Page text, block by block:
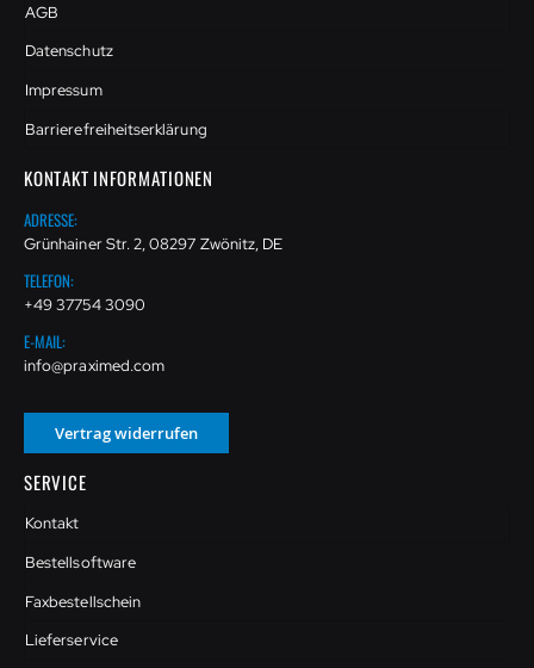
AGB
Datenschutz
Impressum
Barrierefreiheitserklärung
KONTAKT INFORMATIONEN
ADRESSE:
Grünhainer Str. 2, 08297 Zwönitz, DE
TELEFON:
+49 37754 3090
E-MAIL:
info@praximed.com
Vertrag widerrufen
SERVICE
Kontakt
Bestellsoftware
Faxbestellschein
Lieferservice